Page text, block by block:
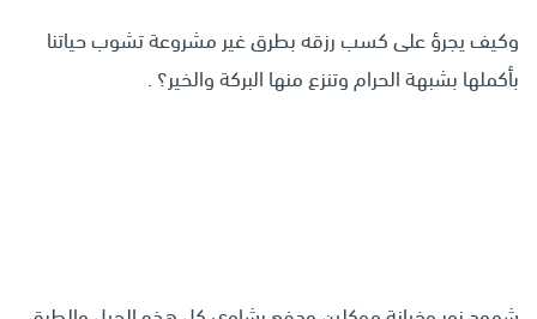
وكيف يجرؤ على كسب رزقه بطرق غير مشروعة تشوب حياتنا
بأكملها بشبهة الحرام وتنزع منها البركة والخير؟ .